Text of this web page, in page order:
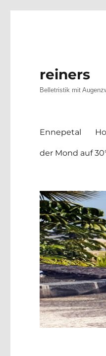
reiners
Belletristik mit
Ennepetal
der Mond auf